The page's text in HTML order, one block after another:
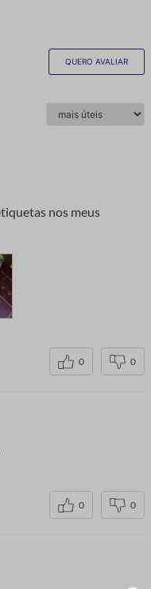
QUERO AVALIAR
nos meus
0 0
0 0